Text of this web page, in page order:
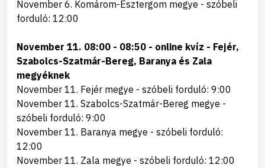
November 6. Komárom-Esztergom megye - szóbeli
forduló: 12:00
November 11. 08:00 - 08:50 - online kvíz - Fejér,
Szabolcs-Szatmár-Bereg, Baranya és Zala
megyéknek
November 11. Fejér megye - szóbeli forduló: 9:00
November 11. Szabolcs-Szatmár-Bereg megye -
szóbeli forduló: 9:00
November 11. Baranya megye - szóbeli forduló:
12:00
November 11. Zala megye - szóbeli forduló: 12:00